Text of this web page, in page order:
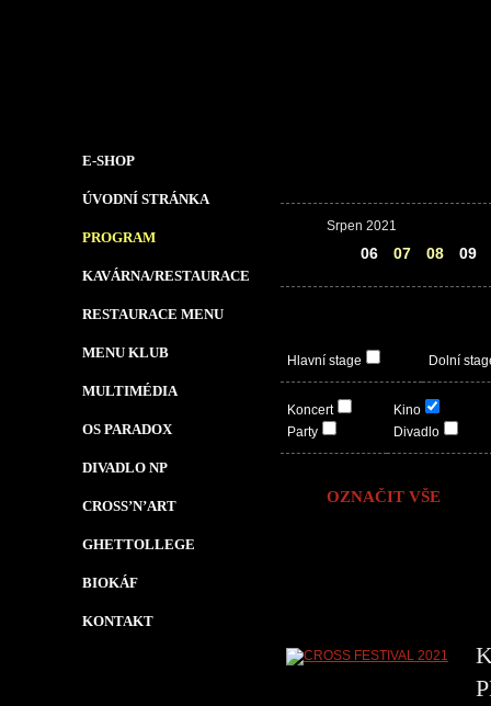
E-SHOP
ÚVODNÍ STRÁNKA
PROGRAM
KAVÁRNA/RESTAURACE
RESTAURACE MENU
MENU KLUB
MULTIMÉDIA
OS PARADOX
DIVADLO NP
CROSS’N’ART
GHETTOLLEGE
BIOKÁF
KONTAKT
Srpen 2021
06 07 08 09
Hlavní stage Dolní
Koncert
Party
Kino
Divadlo
OZNAČIT VŠE